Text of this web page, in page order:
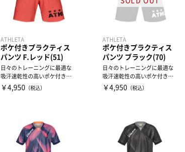
ATHLETA
ポケ付きプラクティス
パンツ F.レッド(51)
日々のトレーニングに最適な
吸汗速乾性の高いポケ付きプ
ラクティスパンツ
￥4,950 （税込）
ATHLETA
ポケ付きプラクティス
パンツ ブラック(70)
日々のトレーニングに最適な
吸汗速乾性の高いポケ付きプ
ラクティスパンツ
￥4,950 （税込）